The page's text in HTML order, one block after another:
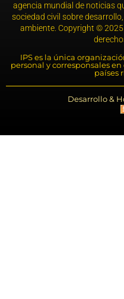
agencia mundial de noticias
sociedad civil sobre
ambiente. Copyright © 2025
IPS es la única
personal y corresponsales
países
Desarrollo &